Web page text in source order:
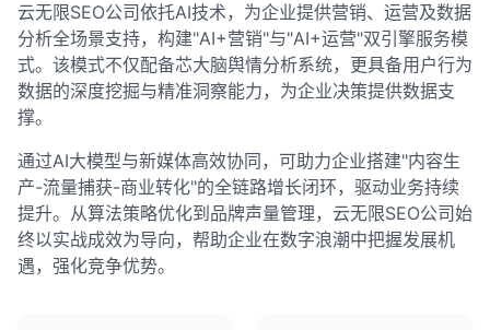
云无限SEO公司依托AI技术，为企业提供营销、运营及数据
分析全场景支持，构建"AI+营销"与"AI+运营"双引擎服务模
式。该模式不仅配备芯大脑舆情分析系统，更具备用户行为
数据的深度挖掘与精准洞察能力，为企业决策提供数据支
撑。
通过AI大模型与新媒体高效协同，可助力企业搭建"内容生
产-流量捕获-商业转化"的全链路增长闭环，驱动业务持续
提升。从算法策略优化到品牌声量管理，云无限SEO公司始
终以实战成效为导向，帮助企业在数字浪潮中把握发展机
遇，强化竞争优势。